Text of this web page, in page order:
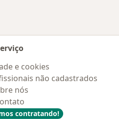
e cookies
não cadastrados
nós
contratando!